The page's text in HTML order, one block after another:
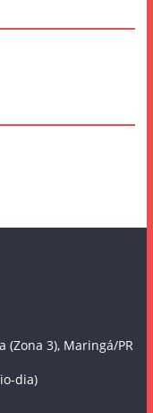
(Zona 3), Maringá/PR
dia)